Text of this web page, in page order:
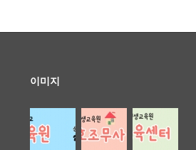
이미지